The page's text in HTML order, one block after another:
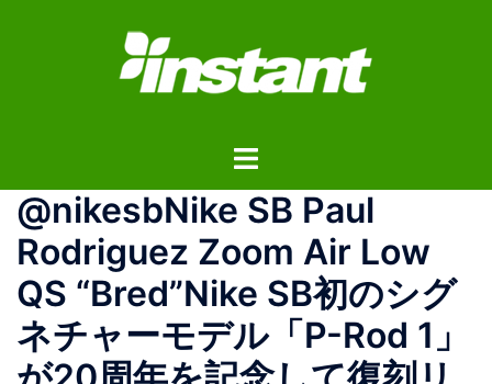
ス
ト
ル
ニ
ュ
ー
@nikesbNike SB Paul
Rodriguez Zoom Air Low
QS “Bred”Nike SB初のシグ
ネチャーモデル「P-Rod 1」